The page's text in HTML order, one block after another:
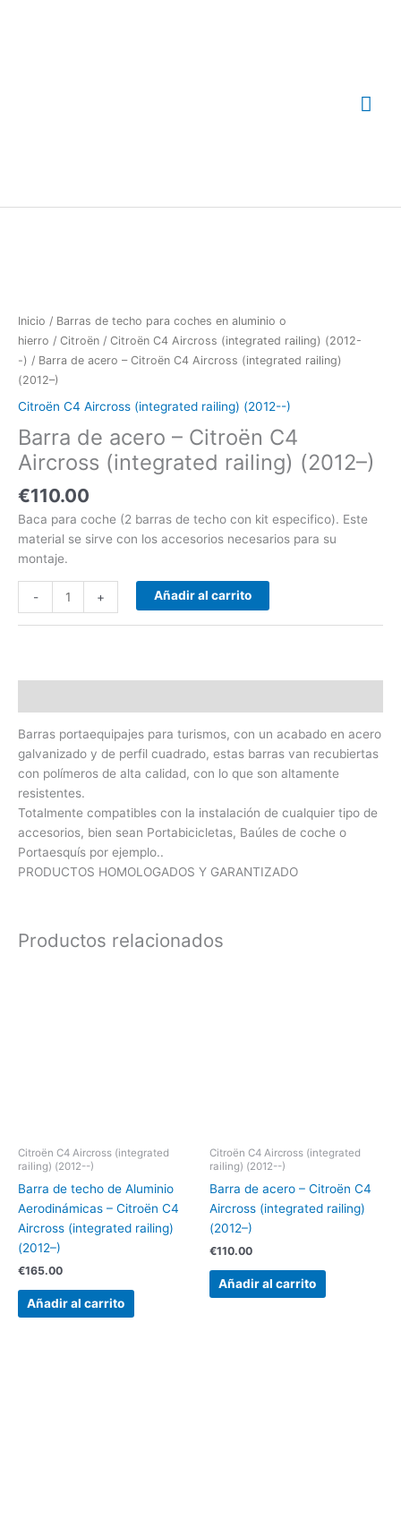
Inicio / Barras de techo para coches en aluminio o
hierro / Citroën / Citroën C4 Aircross (integrated railing) (2012-
-) / Barra de acero – Citroën C4 Aircross (integrated railing)
(2012–)
Citroën C4 Aircross (integrated railing) (2012--)
Barra de acero – Citroën C4
Aircross (integrated railing) (2012–)
€110.00
Baca para coche (2 barras de techo con kit especifico). Este
material se sirve con los accesorios necesarios para su
montaje.
-
C4
Aircross
(integrated
railing)
-)
cantidad
+ Añadir al carrito
Barras portaequipajes para turismos, con un acabado en acero
galvanizado y de perfil cuadrado, estas barras van recubiertas
con polímeros de alta calidad, con lo que son altamente
resistentes.
Totalmente compatibles con la instalación de cualquier tipo de
accesorios, bien sean Portabicicletas, Baúles de coche o
Portaesquís por ejemplo..
PRODUCTOS HOMOLOGADOS Y GARANTIZADO
Productos relacionados
Citroën C4 Aircross (integrated
railing) (2012--)
Barra de techo de Aluminio
Aerodinámicas – Citroën C4
Aircross (integrated railing)
(2012–)
€165.00
Añadir al carrito
Citroën C4 Aircross (integrated
railing) (2012--)
Barra de acero – Citroën C4
Aircross (integrated railing)
(2012–)
€110.00
Añadir al carrito